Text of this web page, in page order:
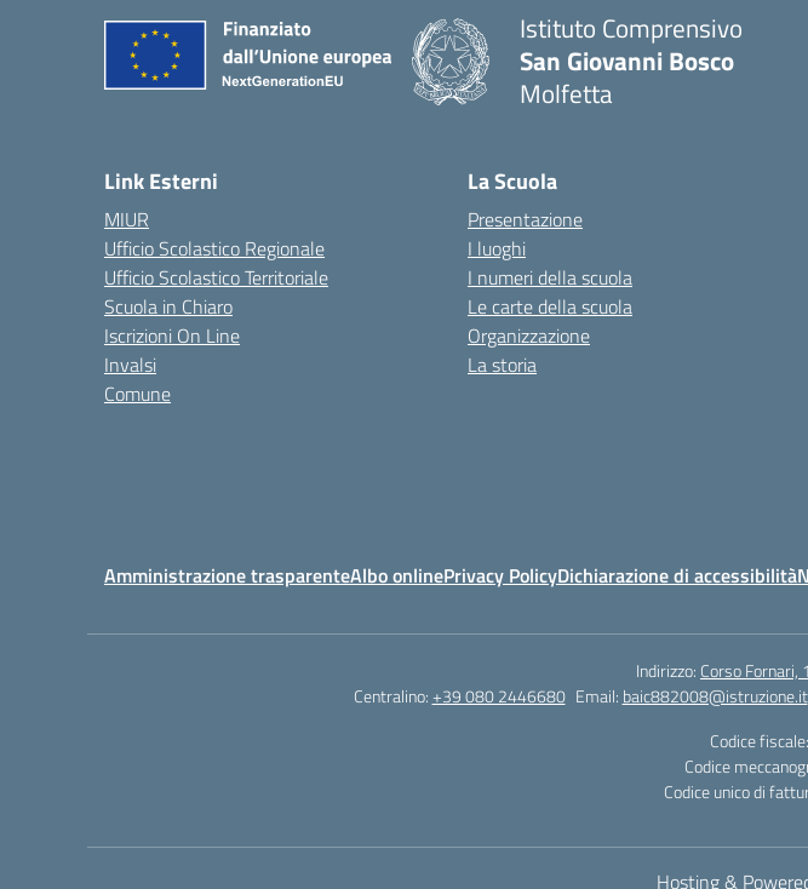
Istituto Comprensivo
San Giovanni Bosco
Molfetta
Link Esterni
MIUR
Ufficio Scolastico Regionale
Ufficio Scolastico Territoriale
Scuola in Chiaro
Iscrizioni On Line
Invalsi
Comune
La Scuola
Presentazione
I luoghi
I numeri della scuola
Le carte della scuola
Organizzazione
La storia
Amministrazione trasparenteAlbo onlinePrivacy PolicyDichiarazione di accessibilità
Indirizzo: Corso
Centralino:+39 080 2446680 Email: baic882008@istruzione.it
Codice
Codice
Codice unico di
Hosting &